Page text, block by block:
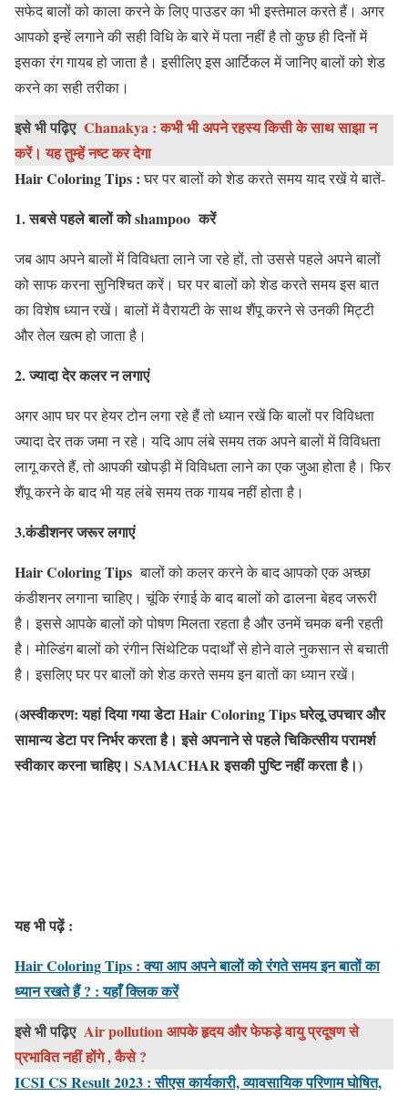
सफेद बालों को काला करने के लिए पाउडर का भी इस्तेमाल करते हैं। अगर
आपको इन्हें लगाने की सही विधि के बारे में पता नहीं है तो कुछ ही दिनों में
इसका रंग गायब हो जाता है। इसीलिए इस आर्टिकल में जानिए बालों को शेड
करने का सही तरीका।
इसे भी पढ़िए Chanakya : कभी भी अपने रहस्य किसी के साथ साझा न
करें। यह तुम्हें नष्ट कर देगा
Hair Coloring Tips :घर पर बालों को शेड करते समय याद रखें ये बातें-
1. सबसे पहले बालों को shampoo करें
जब आप अपने बालों में विविधता लाने जा रहे हों, तो उससे पहले अपने बालों
को साफ करना सुनिश्चित करें। घर पर बालों को शेड करते समय इस बात
का विशेष ध्यान रखें। बालों में वैरायटी के साथ शैंपू करने से उनकी मिट्टी
और तेल खत्म हो जाता है।
2. ज्यादा देर कलर न लगाएं
अगर आप घर पर हेयर टोन लगा रहे हैं तो ध्यान रखें कि बालों पर विविधता
ज्यादा देर तक जमा न रहे। यदि आप लंबे समय तक अपने बालों में विविधता
लागू करते हैं, तो आपकी खोपड़ी में विविधता लाने का एक जुआ होता है। फिर
शैंपू करने के बाद भी यह लंबे समय तक गायब नहीं होता है।
3.कंडीशनर जरूर लगाएं
Hair Coloring Tipsबालों को कलर करने के बाद आपको एक अच्छा
कंडीशनर लगाना चाहिए। चूंकि रंगाई के बाद बालों को ढालना बेहद जरूरी
है। इससे आपके बालों को पोषण मिलता रहता है और उनमें चमक बनी रहती
है। मोल्डिंग बालों को रंगीन सिंथेटिक पदार्थों से होने वाले नुकसान से बचाती
है। इसलिए घर पर बालों को शेड करते समय इन बातों का ध्यान रखें।
(अस्वीकरण: यहां दिया गया डेटा Hair Coloring Tips घरेलू उपचार और
सामान्य डेटा पर निर्भर करता है। इसे अपनाने से पहले चिकित्सीय परामर्श
स्वीकार करना चाहिए। SAMACHAR इसकी पुष्टि नहीं करता है।)
यह भी पढ़ें :
Hair Coloring Tips : क्या आप अपने बालों को रंगते समय इन बातों का
ध्यान रखते हैं ? : यहाँ क्लिक करें
इसे भी पढ़िए Air pollution आपके हृदय और फेफड़े वायु प्रदूषण से
प्रभावित नहीं होंगे , कैसे ?
ICSI CS Result 2023 : सीएस कार्यकारी, व्यावसायिक परिणाम घोषित,